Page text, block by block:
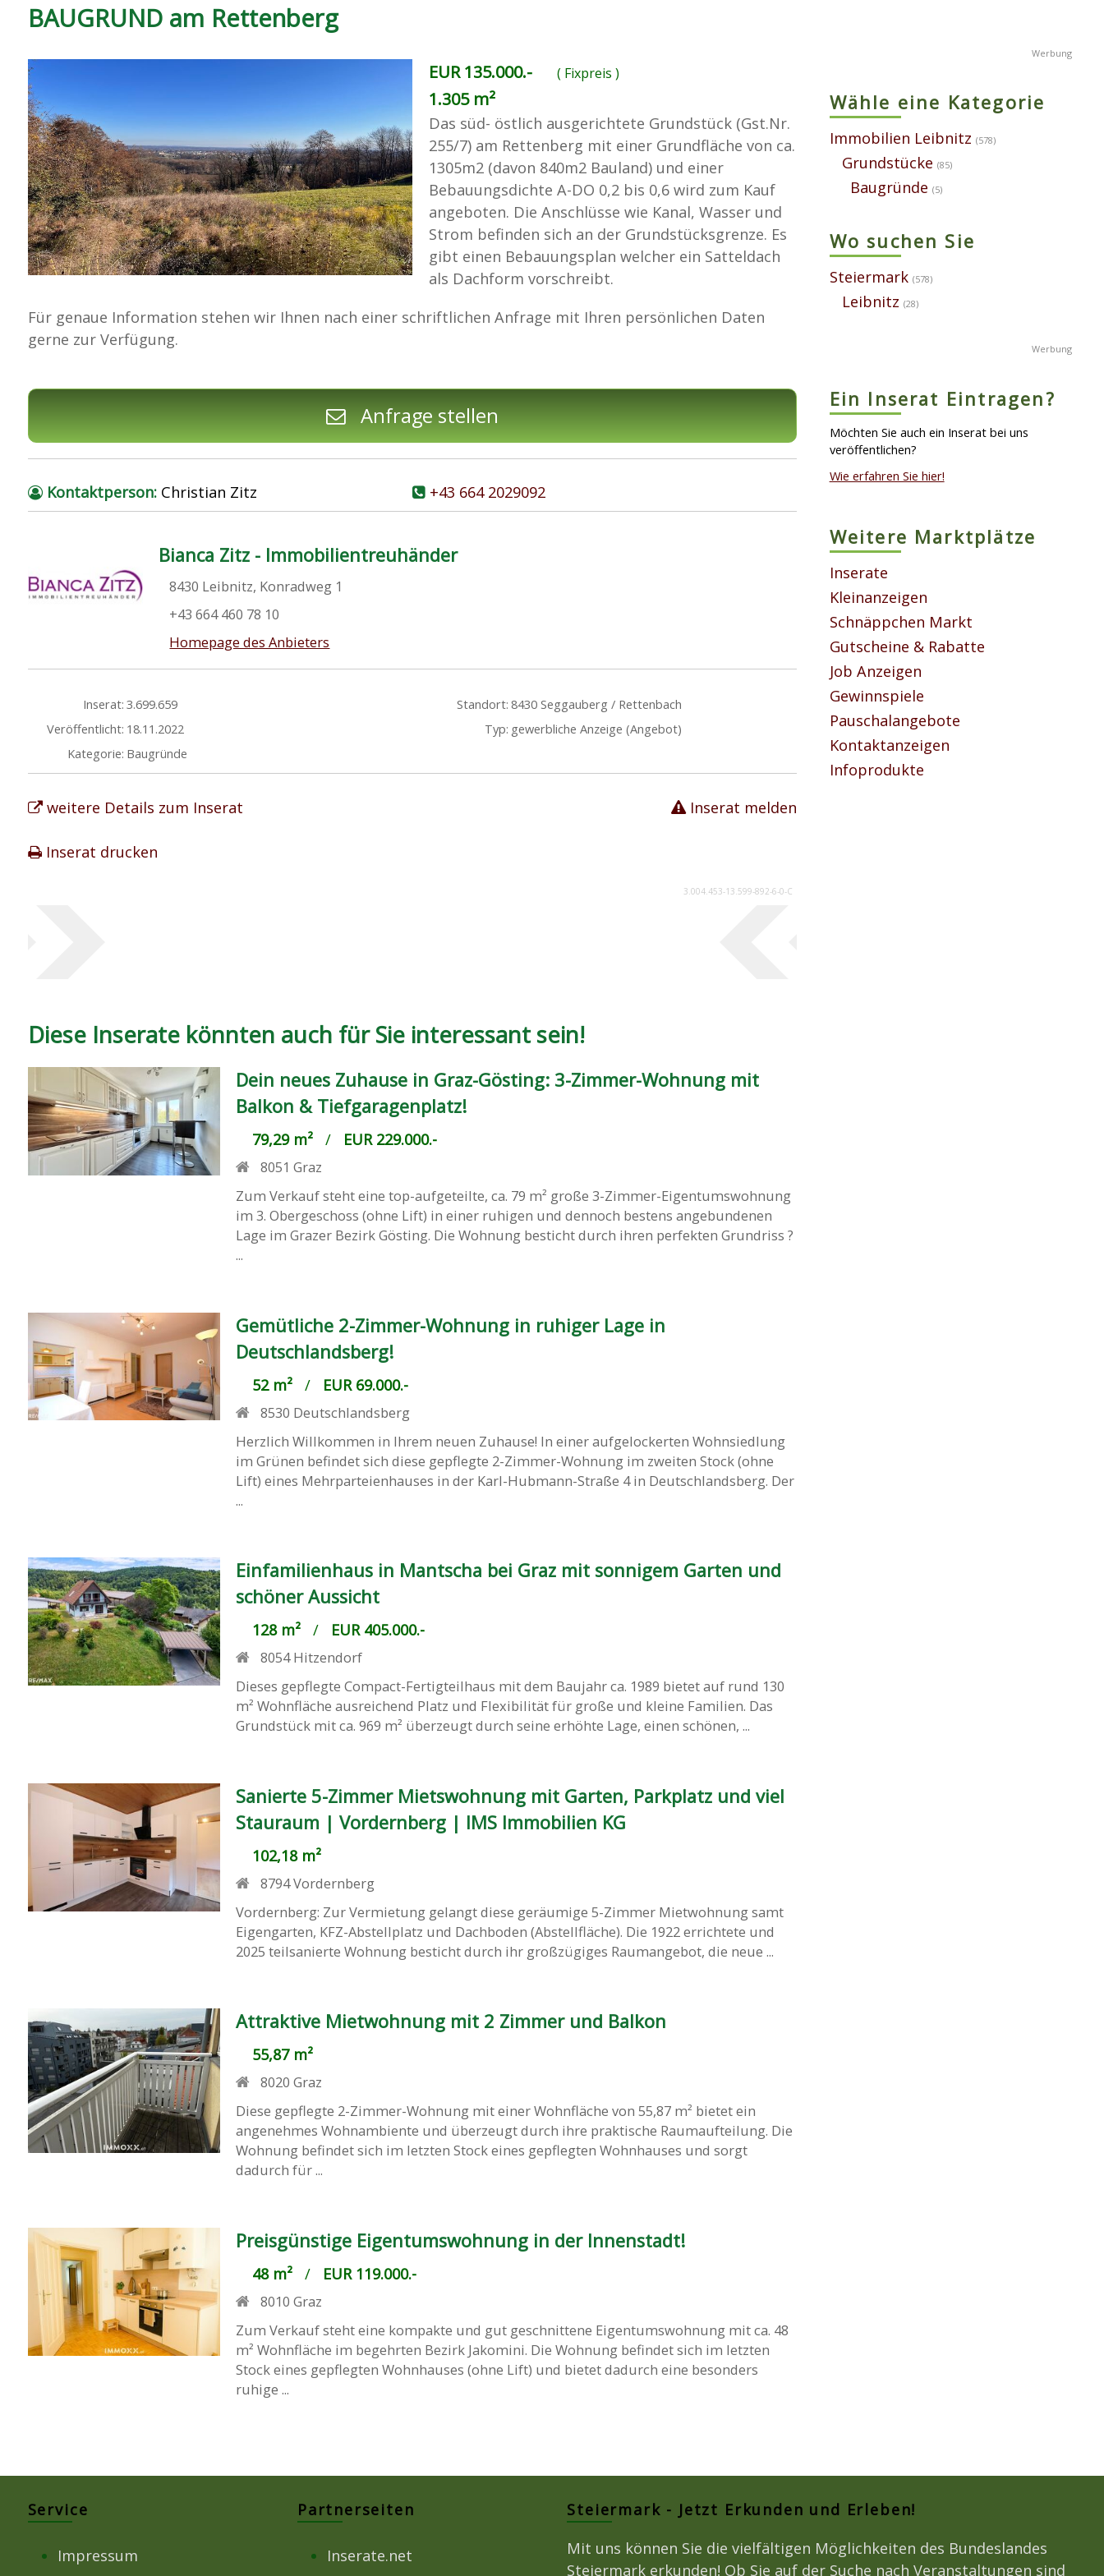
BAUGRUND am Rettenberg
EUR 135.000.- ( Fixpreis )
1.305 m²
Das süd- östlich ausgerichtete Grundstück (Gst.Nr.
255/7) am Rettenberg mit einer Grundfläche von ca.
1305m2 (davon 840m2 Bauland) und einer
Bebauungsdichte A-DO 0,2 bis 0,6 wird zum Kauf
angeboten. Die Anschlüsse wie Kanal, Wasser und
Strom befinden sich an der Grundstücksgrenze. Es
gibt einen Bebauungsplan welcher ein Satteldach
als Dachform vorschreibt.
Für genaue Information stehen wir Ihnen nach einer schriftlichen Anfrage mit Ihren persönlichen Daten
gerne zur Verfügung.
Anfrage stellen
Kontaktperson:Christian Zitz +43 664 2029092
Bianca Zitz - Immobilientreuhänder
8430 Leibnitz, Konradweg 1
+43 664 460 78 10
Homepage des Anbieters
Inserat: 3.699.659
Veröffentlicht: 18.11.2022
Kategorie: Baugründe
Standort: 8430 Seggauberg / Rettenbach
Typ: gewerbliche Anzeige (Angebot)
weitere Details zum Inserat
Inserat drucken
Inserat melden
3.004.453-13.599-892-6-0-C
Diese Inserate könnten auch für Sie interessant sein!
Dein neues Zuhause in Graz-Gösting: 3-Zimmer-Wohnung mit
Balkon & Tiefgaragenplatz!
79,29 m²/ EUR 229.000.-
8051 Graz
Zum Verkauf steht eine top-aufgeteilte, ca. 79 m² große 3-Zimmer-Eigentumswohnung
im 3. Obergeschoss (ohne Lift) in einer ruhigen und dennoch bestens angebundenen
Lage im Grazer Bezirk Gösting. Die Wohnung besticht durch ihren perfekten Grundriss ?
...
Gemütliche 2-Zimmer-Wohnung in ruhiger Lage in
Deutschlandsberg!
52 m²/ EUR 69.000.-
8530 Deutschlandsberg
Herzlich Willkommen in Ihrem neuen Zuhause! In einer aufgelockerten Wohnsiedlung
im Grünen befindet sich diese gepflegte 2-Zimmer-Wohnung im zweiten Stock (ohne
Lift) eines Mehrparteienhauses in der Karl-Hubmann-Straße 4 in Deutschlandsberg. Der
...
Einfamilienhaus in Mantscha bei Graz mit sonnigem Garten und
schöner Aussicht
128 m²/ EUR 405.000.-
8054 Hitzendorf
Dieses gepflegte Compact-Fertigteilhaus mit dem Baujahr ca. 1989 bietet auf rund 130
m² Wohnfläche ausreichend Platz und Flexibilität für große und kleine Familien. Das
Grundstück mit ca. 969 m² überzeugt durch seine erhöhte Lage, einen schönen, ...
Sanierte 5-Zimmer Mietswohnung mit Garten, Parkplatz und viel
Stauraum | Vordernberg | IMS Immobilien KG
102,18 m²
8794Vordernberg
Vordernberg: Zur Vermietung gelangt diese geräumige 5-Zimmer Mietwohnung samt
Eigengarten, KFZ-Abstellplatz und Dachboden (Abstellfläche). Die 1922 errichtete und
2025 teilsanierte Wohnung besticht durch ihr großzügiges Raumangebot, die neue ...
Attraktive Mietwohnung mit 2 Zimmer und Balkon
55,87 m²
8020 Graz
Diese gepflegte 2-Zimmer-Wohnung mit einer Wohnfläche von 55,87 m² bietet ein
angenehmes Wohnambiente und überzeugt durch ihre praktische Raumaufteilung. Die
Wohnung befindet sich im letzten Stock eines gepflegten Wohnhauses und sorgt
dadurch für ...
Preisgünstige Eigentumswohnung in der Innenstadt!
48 m²/ EUR 119.000.-
8010 Graz
Zum Verkauf steht eine kompakte und gut geschnittene Eigentumswohnung mit ca. 48
m² Wohnfläche im begehrten Bezirk Jakomini. Die Wohnung befindet sich im letzten
Stock eines gepflegten Wohnhauses (ohne Lift) und bietet dadurch eine besonders
ruhige ...
Wähle eine Kategorie
Immobilien Leibnitz (578)
Grundstücke (85)
Baugründe (5)
Wo suchen Sie
Steiermark (578)
Leibnitz (28)
Ein Inserat Eintragen?
Möchten Sie auch ein Inserat bei uns
veröffentlichen?
Wie erfahren Sie hier!
Weitere Marktplätze
Inserate
Kleinanzeigen
Schnäppchen Markt
Gutscheine & Rabatte
Job Anzeigen
Gewinnspiele
Pauschalangebote
Kontaktanzeigen
Infoprodukte
Service
Impressum
Partnerseiten
Inserate.net
Steiermark - Jetzt Erkunden und Erleben!
Mit uns können Sie die vielfältigen Möglichkeiten des Bundeslandes
Steiermark erkunden! Ob Sie auf der Suche nach Veranstaltungen sind